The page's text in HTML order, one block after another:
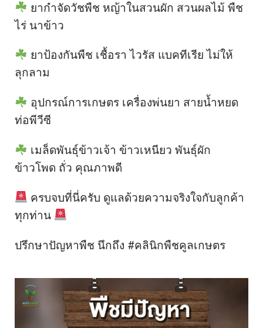
ยากำจัดวัชพืช หญ้าในสวนผัก สวนผลไม้ พืช
ไร่ นาข้าว
ยาป้องกันพืช เชื้อรา ไวรัส แบคทีเรีย ไม่ให้
ลุกลาม
อุปกรณ์การเกษตร เครื่องพ่นยา สายน้ำหยด
ท่อพีวีซี
เมล็ดพันธุ์ข้าวเจ้า ข้าวเหนียว พันธุ์ผัก
ข้าวโพด ถั่ว คุณภาพดี
ครบจบที่นี่ครับ ดูแลด้วยความจริงใจกับลูกค้า
ทุกท่าน
ปรึกษาปัญหาพืช นึกถึง #คลินิกพืชคูลเกษตร